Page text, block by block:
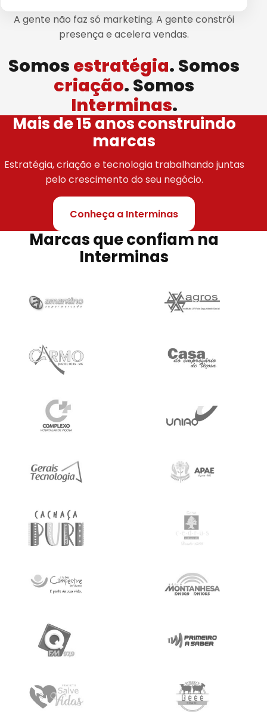
A gente não faz só marketing. A gente constrói
presença e acelera vendas.
Somos estratégia. Somos
criação. Somos
Interminas.
Mais de 15 anos construindo
marcas
Estratégia, criação e tecnologia trabalhando juntas
pelo crescimento do seu negócio.
Conheça a Interminas
Marcas que confiam na
Interminas